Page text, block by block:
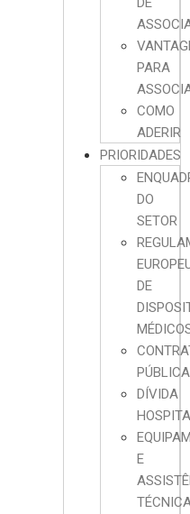
PARA
COMO
ADERIR
PRIORIDADES
DO
SETOR
DE
PÚBLICA
DÍVIDA
E